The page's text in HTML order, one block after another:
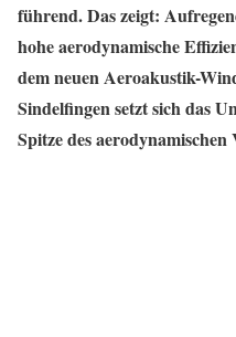
führend. Das zeigt:
hohe aerodynamische
dem neuen Aeroakustik-
Sindelfingen setzt sich das
Spitze des aerodynamischen